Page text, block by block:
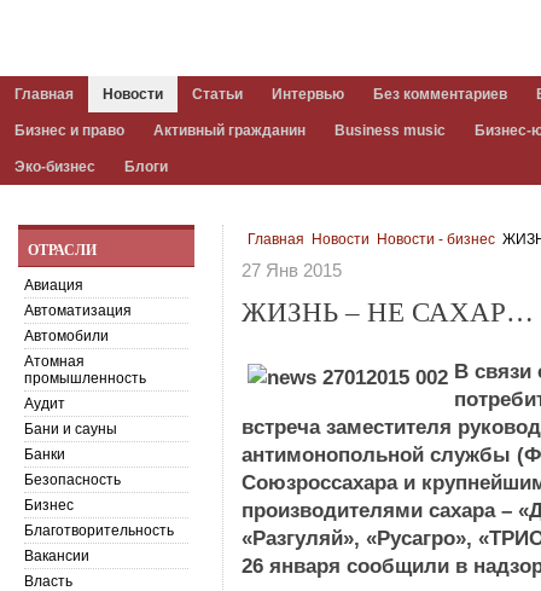
Главная Новости Статьи Интервью Без комментариев
Бизнес и право Активный гражданин Business music Бизнес-
Эко-бизнес Блоги
Главная Новости Новости - бизнес
27 Янв 2015
ЖИЗНЬ – НЕ САХАР…
В связи
встреча заместителя
антимонопольной службы
Союзроссахара и
производителями сахара –
«Разгуляй», «Русагро»,
26 января сообщили в
ОТРАСЛИ
Авиация
Автоматизация
Автомобили
Атомная
промышленность
Аудит
Бани и сауны
Банки
Безопасность
Бизнес
Благотворительность
Вакансии
Власть